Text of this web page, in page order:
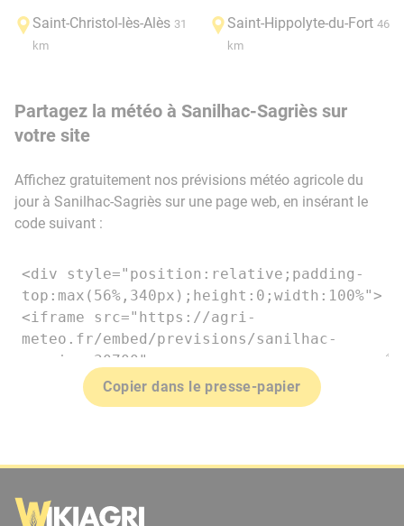
Saint-Christol-lès-Alès 31
km
Saint-Hippolyte-du-Fort 46
km
Partagez la météo à Sanilhac-Sagriès sur
votre site
Affichez gratuitement nos prévisions météo agricole du
jour à Sanilhac-Sagriès sur une page web, en insérant le
code suivant :
Copier dans le presse-papier